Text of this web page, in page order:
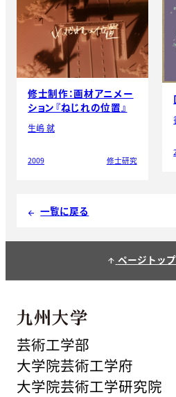
修士制作：画材アニメー
ション『ねじれの位置』
生嶋 就
2009 修士研究
arrow_back 一覧に戻る
arrow_upward ページトッ
芸術工学部
大学院芸術工学府
大学院芸術工学研究院